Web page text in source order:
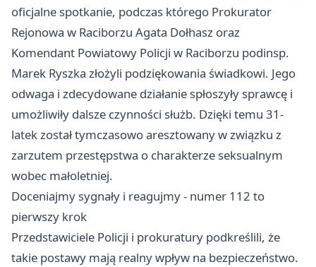
oficjalne spotkanie, podczas którego Prokurator
Rejonowa w Raciborzu Agata Dołhasz oraz
Komendant Powiatowy Policji w Raciborzu podinsp.
Marek Ryszka złożyli podziękowania świadkowi. Jego
odwaga i zdecydowane działanie spłoszyły sprawcę i
umożliwiły dalsze czynności służb. Dzięki temu 31-
latek został tymczasowo aresztowany w związku z
zarzutem przestępstwa o charakterze seksualnym
wobec małoletniej.
Doceniajmy sygnały i reagujmy - numer 112 to
pierwszy krok
Przedstawiciele Policji i prokuratury podkreślili, że
takie postawy mają realny wpływ na bezpieczeństwo.